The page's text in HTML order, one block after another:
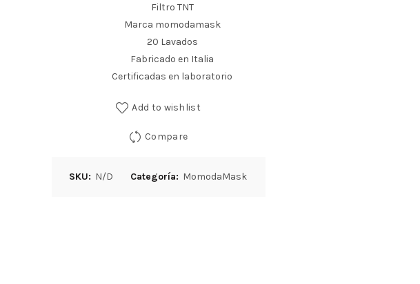
Filtro TNT
Marca momodamask
20 Lavados
Fabricado en Italia
Certificadas en laboratorio
Add to wishlist
Compare
SKU: N/D Categoría: MomodaMask